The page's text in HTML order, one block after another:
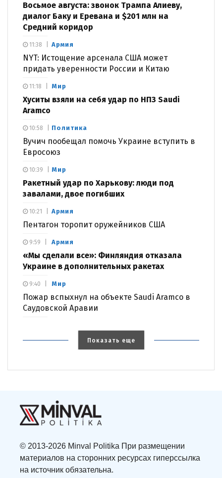
Восьмое августа: звонок Трампа Алиеву,
диалог Баку и Еревана и $201 млн на
Средний коридор
Армия
NYT: Истощение арсенала США может
придать уверенности России и Китаю
11:38
Мир
Хуситы взяли на себя удар по НПЗ Saudi
Aramco
11:18
Политика
Вучич пообещал помочь Украине вступить в
Евросоюз
10:58
Мир
Ракетный удар по Харькову: люди под
завалами, двое погибших
10:39
Армия
Пентагон торопит оружейников США
10:21
Армия
«Мы сделали все»: Финляндия отказала
Украине в дополнительных ракетах
9:59
Мир
Пожар вспыхнул на объекте Saudi Aramco в
Саудовской Аравии
9:40
Показать еще
© 2013-2026 Minval Politika При размещении
материалов на сторонних ресурсах гиперссылка
на источник обязательна.